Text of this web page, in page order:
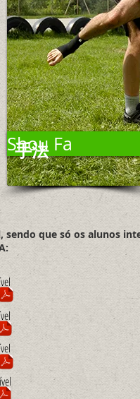
Shou Fa
手法
sendo que só os alunos